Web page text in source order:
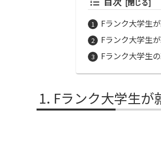
Fランク大学生
Fランク大学生
Fランク大学生
Fランク大学生が